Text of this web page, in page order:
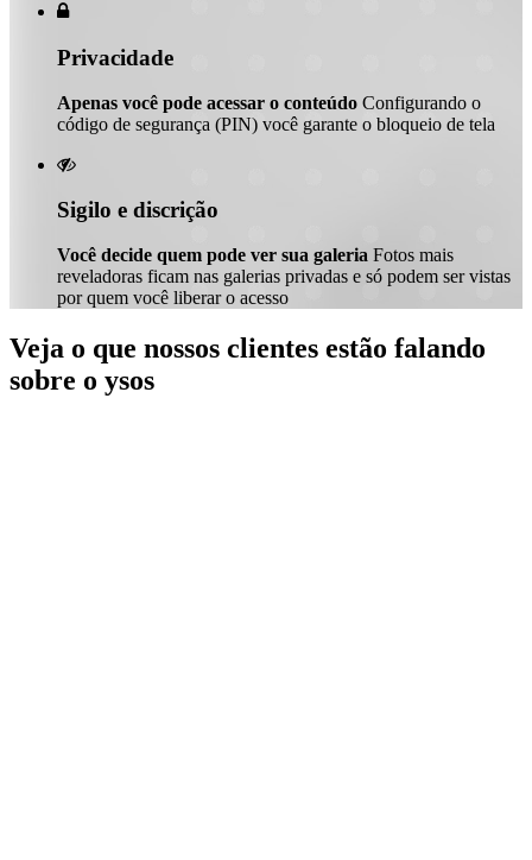

Privacidade
Apenas você pode acessar o conteúdo Configurando o
código de segurança (PIN) você garante o bloqueio de tela

Sigilo e discrição
Você decide quem pode ver sua galeria Fotos mais
reveladoras ficam nas galerias privadas e só podem ser vistas
por quem você liberar o acesso
Veja o que nossos clientes estão falando
sobre o ysos